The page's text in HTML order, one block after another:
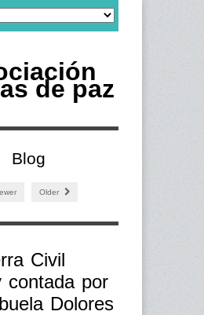
de paz
Blog
Older
Civil
contada por
Dolores